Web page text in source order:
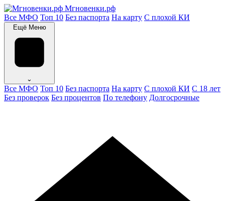
Мгновенки.рф
Все МФО Топ 10 Без паспорта На карту С плохой КИ
Ещё Меню
⌄
Все МФО Топ 10 Без паспорта На карту С плохой КИ С 18 лет
Без проверок Без процентов По телефону Долгосрочные